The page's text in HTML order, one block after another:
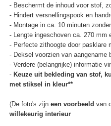
- Beschermt de inhoud voor stof,
- Hindert versnellingspook en
- Montage in ca. 10 minuten
- Lengte ingeschoven ca. 270 mm
- Perfecte zithoogte door pasklare
- Deksel voorzien van aangename
- Verdere (belangrijke) informatie
- Keuze uit bekleding van stof,
met stiksel in kleur**
(De foto's zijn een voorbeeld van
willekeurig interieur